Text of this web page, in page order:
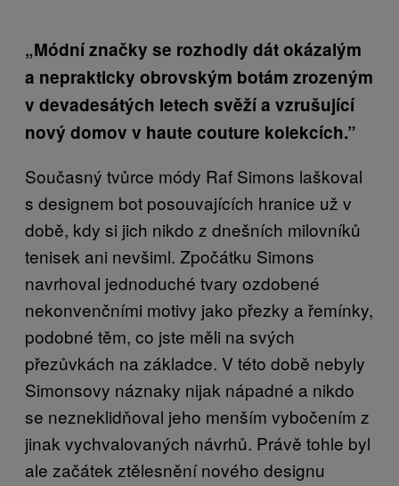
„Módní značky se rozhodly dát okázalým
a neprakticky obrovským botám zrozeným
v devadesátých letech svěží a vzrušující
nový domov v haute couture kolekcích.”
Současný tvůrce módy Raf Simons laškoval
s designem bot posouvajících hranice už v
době, kdy si jich nikdo z dnešních milovníků
tenisek ani nevšiml. Zpočátku Simons
navrhoval jednoduché tvary ozdobené
nekonvenčními motivy jako přezky a řemínky,
podobné těm, co jste měli na svých
přezůvkách na základce. V této době nebyly
Simonsovy náznaky nijak nápadné a nikdo
se nezneklidňoval jeho menším vybočením z
jinak vychvalovaných návrhů. Právě tohle byl
ale začátek ztělesnění nového designu